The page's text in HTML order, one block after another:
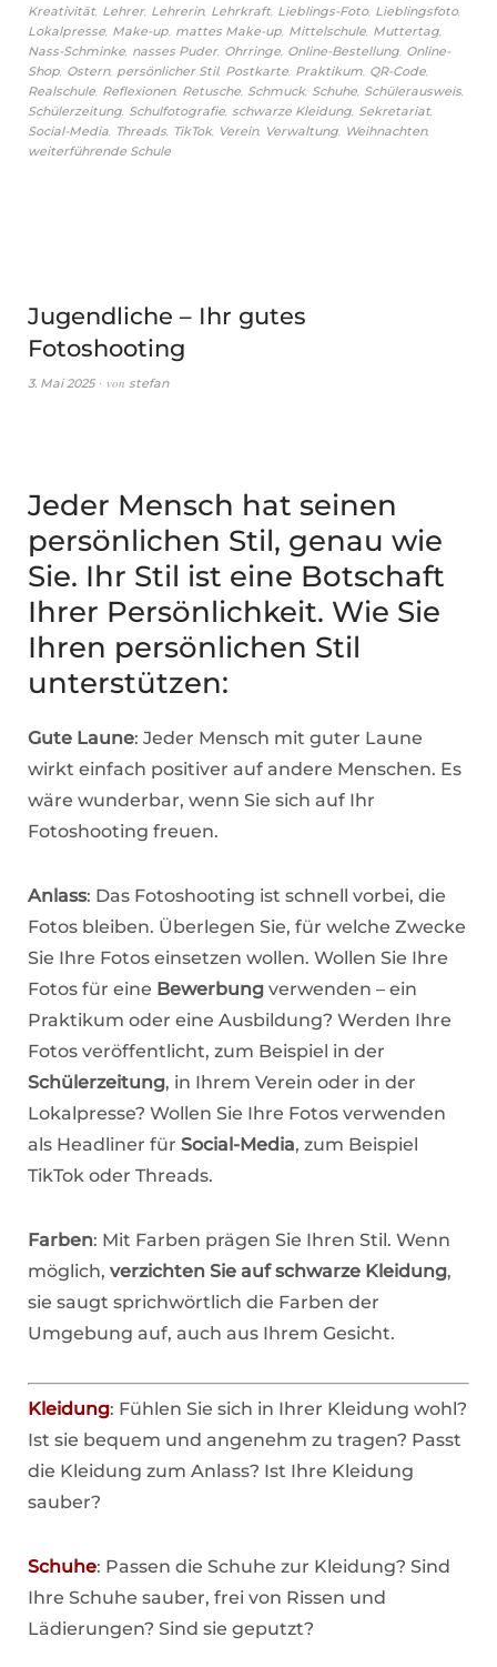
Kreativität, Lehrer, Lehrerin, Lehrkraft, Lieblings-Foto, Lieblingsfoto,
Lokalpresse, Make-up, mattes Make-up, Mittelschule, Muttertag,
Nass-Schminke, nasses Puder, Ohrringe, Online-Bestellung, Online-
Shop, Ostern, persönlicher Stil, Postkarte, Praktikum, QR-Code,
Realschule, Reflexionen, Retusche, Schmuck, Schuhe, Schülerausweis,
Schülerzeitung, Schulfotografie, schwarze Kleidung, Sekretariat,
Social-Media, Threads, TikTok, Verein, Verwaltung, Weihnachten,
weiterführende Schule
Jugendliche – Ihr gutes
Fotoshooting
3. Mai 2025 von stefan
Jeder Mensch hat seinen
persönlichen Stil, genau wie
Sie. Ihr Stil ist eine Botschaft
Ihrer Persönlichkeit. Wie Sie
Ihren persönlichen Stil
unterstützen:
Gute Laune: Jeder Mensch mit guter Laune
wirkt einfach positiver auf andere Menschen. Es
wäre wunderbar, wenn Sie sich auf Ihr
Fotoshooting freuen.
Anlass: Das Fotoshooting ist schnell vorbei, die
Fotos bleiben. Überlegen Sie, für welche Zwecke
Sie Ihre Fotos einsetzen wollen. Wollen Sie Ihre
Fotos für eine Bewerbung verwenden – ein
Praktikum oder eine Ausbildung? Werden Ihre
Fotos veröffentlicht, zum Beispiel in der
Schülerzeitung, in Ihrem Verein oder in der
Lokalpresse? Wollen Sie Ihre Fotos verwenden
als Headliner für Social-Media, zum Beispiel
TikTok oder Threads.
Farben: Mit Farben prägen Sie Ihren Stil. Wenn
möglich, verzichten Sie auf schwarze Kleidung,
sie saugt sprichwörtlich die Farben der
Umgebung auf, auch aus Ihrem Gesicht.
Kleidung: Fühlen Sie sich in Ihrer Kleidung wohl?
Ist sie bequem und angenehm zu tragen? Passt
die Kleidung zum Anlass? Ist Ihre Kleidung
sauber?
Schuhe: Passen die Schuhe zur Kleidung? Sind
Ihre Schuhe sauber, frei von Rissen und
Lädierungen? Sind sie geputzt?